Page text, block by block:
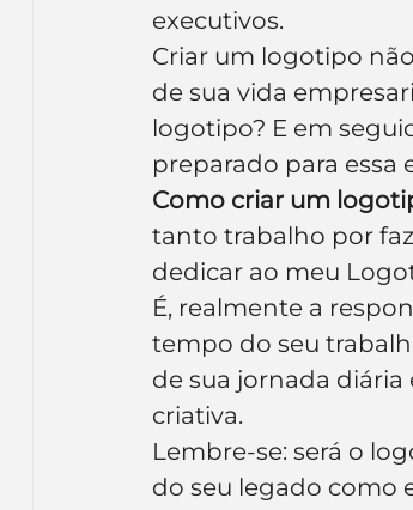
Inteligência Artificial
executivos.
Criar um logotipo
de sua vida
logotipo? E em
preparado para essa
Como criar um
tanto trabalho por
dedicar ao meu
É, realmente a
tempo do seu
de sua jornada
criativa.
Lembre-se: será o
do seu legado como